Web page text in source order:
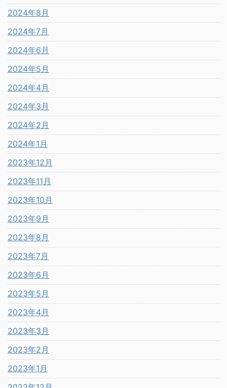
2024年8月
2024年7月
2024年6月
2024年5月
2024年4月
2024年3月
2024年2月
2024年1月
2023年12月
2023年11月
2023年10月
2023年9月
2023年8月
2023年7月
2023年6月
2023年5月
2023年4月
2023年3月
2023年2月
2023年1月